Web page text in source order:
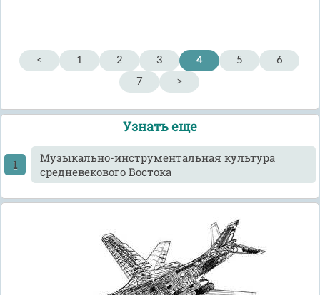
< 1 2 3 4 5
6
7
>
Узнать еще
Музыкально-инструментальная культура
средневекового Востока